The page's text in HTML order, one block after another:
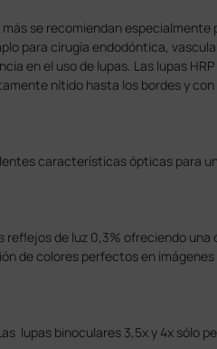
se recomiendan especialmente
para cirugía endodóntica,
en el uso de lupas. Las lupas HRP
nítido hasta los bordes y con
características ópticas para
de luz 0,3% ofreciendo una
de colores perfectos en imágenes
lupas binoculares 3,5x y 4x sólo